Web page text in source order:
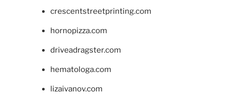
crescentstreetprinting.com
hornopizza.com
driveadragster.com
hematologa.com
lizaivanov.com